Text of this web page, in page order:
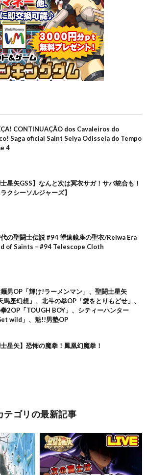
CONTINUAÇÃO dos Cavaleiros do
Saga oficial Saint Seiya Odisseia do Tempo
4
士星矢GSS】なんと次は冥衣サガ！サバ統合も！
ラクシーソルジャーズ】
の聖闘士伝説 #94 望遠鏡座の聖衣/Reiwa Era
of Saints – #94 Telescope Cloth
男OP「輝け!ラーメンマン」、聖闘士星矢
馬座幻想」、北斗の拳OP「愛をとりもどせ」、
2OP「TOUGH BOY」、シティーハンター
wild」、魁!!男塾OP
士星矢】恐怖の魔拳！鳳凰幻魔拳！
テゴリの最新記事